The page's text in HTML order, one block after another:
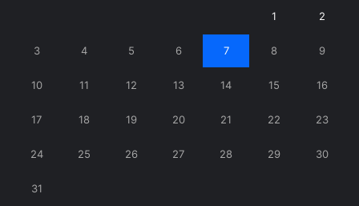
1 2
3 4 5 6 7 8 9
10 11 12 13 14 15 16
17 18 19 20 21 22 23
24 25 26 27 28 29 30
31